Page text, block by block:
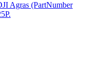
Agras (PartNumber